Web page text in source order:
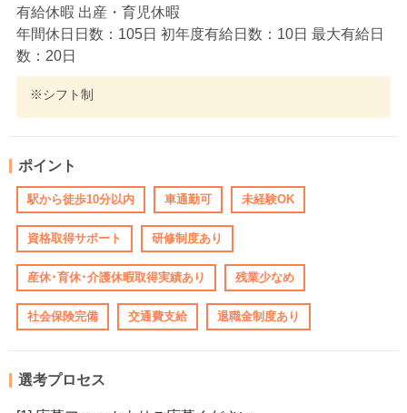
有給休暇 出産・育児休暇
年間休日日数：105日 初年度有給日数：10日 最大有給日
数：20日
※シフト制
ポイント
駅から徒歩10分以内 車通勤可 未経験OK
資格取得サポート 研修制度あり
産休･育休･介護休暇取得実績あり 残業少なめ
社会保険完備 交通費支給 退職金制度あり
選考プロセス